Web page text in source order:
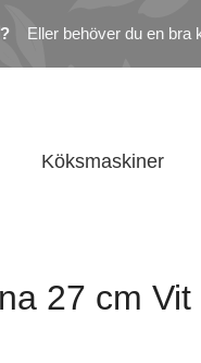
Eller behöver du en bra
Köksmaskiner
27 cm Vit